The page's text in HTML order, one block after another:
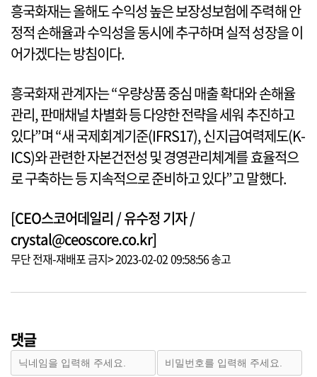
흥국화재는 올해도 수익성 높은 보장성보험에 주력해 안
정적 손해율과 수익성을 동시에 추구하며 실적 성장을 이
어가겠다는 방침이다.
흥국화재 관계자는 “우량상품 중심 매출 확대와 손해율
관리, 판매채널 차별화 등 다양한 전략을 세워 추진하고
있다”며 “새 국제회계기준(IFRS17), 신지급여력제도(K-
ICS)와 관련한 자본건전성 및 경영관리체계를 효율적으
로 구축하는 등 지속적으로 준비하고 있다”고 말했다.
[CEO스코어데일리 / 유수정 기자 /
crystal@ceoscore.co.kr]
무단 전재-재배포 금지> 2023-02-02 09:58:56 송고
댓글